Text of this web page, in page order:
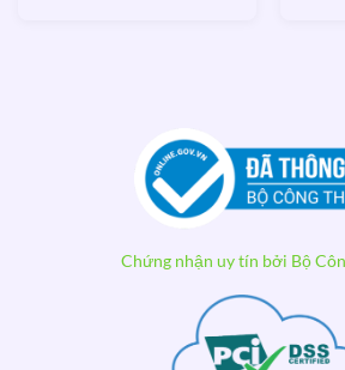
Chứng nhận uy tín bởi Bộ